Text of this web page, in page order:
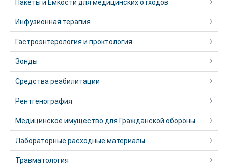
Пакеты и Емкости для медицинских отходов
Инфузионная терапия
Гастроэнтерология и проктология
Зонды
Средства реабилитации
Рентгенография
Медицинское имущество для Гражданской обороны
Лабораторные расходные материалы
Травматология